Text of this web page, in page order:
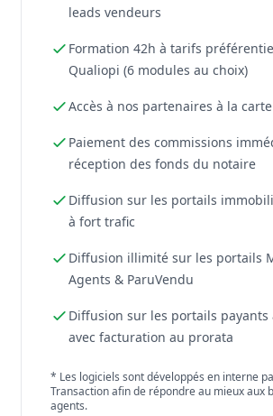
leads vendeurs
Formation 42h à tarifs
Qualiopi (6 modules au choix)
Accès à nos partenaires à la carte
Paiement des commissions
réception des fonds du notaire
Diffusion sur les portails
à fort trafic
Diffusion illimité sur les portails
Agents & ParuVendu
Diffusion sur les portails payants
avec facturation au prorata
* Les logiciels sont développés en interne
Transaction afin de répondre au mieux aux
agents.